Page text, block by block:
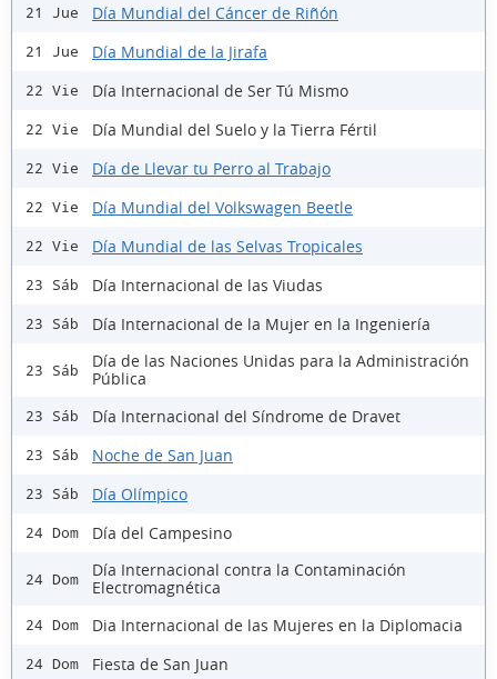
21 Jue Día Mundial del Cáncer de Riñón
21 Jue Día Mundial de la Jirafa
22 Vie Día Internacional de Ser Tú Mismo
22 Vie Día Mundial del Suelo y la Tierra Fértil
22 Vie Día de Llevar tu Perro al Trabajo
22 Vie Día Mundial del Volkswagen Beetle
22 Vie Día Mundial de las Selvas Tropicales
23 Sáb Día Internacional de las Viudas
23 Sáb Día Internacional de la Mujer en la Ingeniería
23 Sáb
Día de las Naciones Unidas para la Administración
Pública
23 Sáb Día Internacional del Síndrome de Dravet
23 Sáb Noche de San Juan
23 Sáb Día Olímpico
24 Dom Día del Campesino
24 Dom
Día Internacional contra la Contaminación
Electromagnética
24 Dom Dia Internacional de las Mujeres en la Diplomacia
24 Dom Fiesta de San Juan